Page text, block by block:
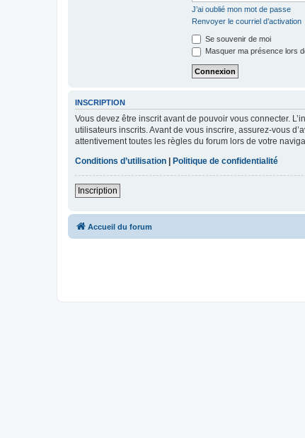
J’ai oublié mon mot de passe
Renvoyer le courriel d’activation
Se souvenir de moi
Masquer ma présence lors
INSCRIPTION
Vous devez être inscrit avant de pouvoir vous connecter.
utilisateurs inscrits. Avant de vous inscrire, assurez-vous
attentivement toutes les règles du forum lors de votre
Conditions d’utilisation
Politique de confidentialité
Inscription
Accueil du forum